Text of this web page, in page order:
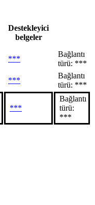
Destekleyici
belgeler
***
Bağlantı
türü: ***
***
Bağlantı
türü: ***
***
Bağlantı
türü:
***